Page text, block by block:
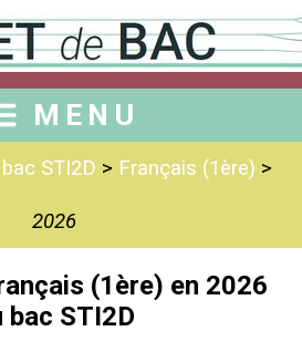
MENU
STI2D > Français (1ère) >
2026
(1ère) en 2026
bac STI2D